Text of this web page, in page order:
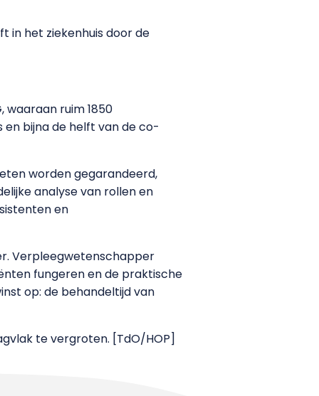
in het ziekenhuis door de
ruim 1850
bijna de helft van de co-
worden gegarandeerd,
analyse van rollen en
en
Verpleegwetenschapper
fungeren en de praktische
op: de behandeltijd van
te vergroten. [TdO/HOP]